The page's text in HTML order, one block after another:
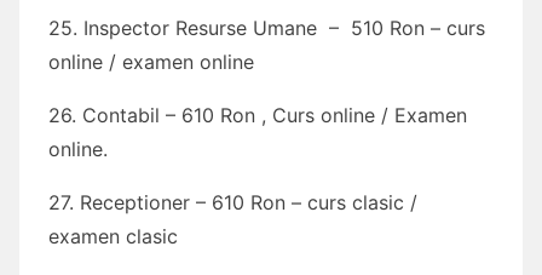
25. Inspector Resurse Umane – 510 Ron – curs
online / examen online
26. Contabil – 610 Ron , Curs online / Examen
online.
27. Receptioner – 610 Ron – curs clasic /
examen clasic